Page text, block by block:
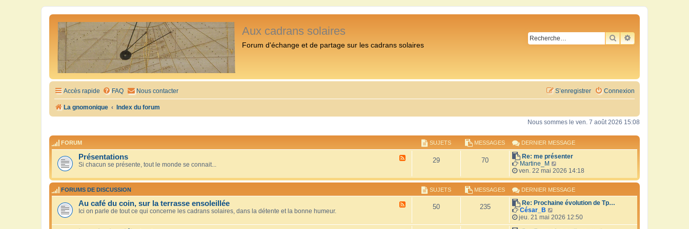
Aux cadrans solaires
Forum d'échange et de partage sur les cadrans solaires
RECHERCHER
RECHERCHE
Accès rapide FAQ Nous contacter Connexion
S’enregistrer
La gnomonique Index du forum
Nous sommes le ven. 7 août 2026 15:08
FORUM SUJETS MESSAGES DERNIER MESSAGE
x
Présentations
Si chacun se présente, tout le monde se connait...
29 70
Re: me présenter
Martine_M
o
i
r
l
e
d
r
n
ven. 22 mai 2026 14:18
FORUMS DE DISCUSSION SUJETS MESSAGES DERNIER MESSAGE
x
Au café du coin, sur la terrasse ensoleillée
Ici on parle de tout ce qui concerne les cadrans solaires, dans la détente et la bonne humeur.
50 235
Re: Prochaine évolution de Tp…
César_B
o
i
jeu. 21 mai 2026 12:50